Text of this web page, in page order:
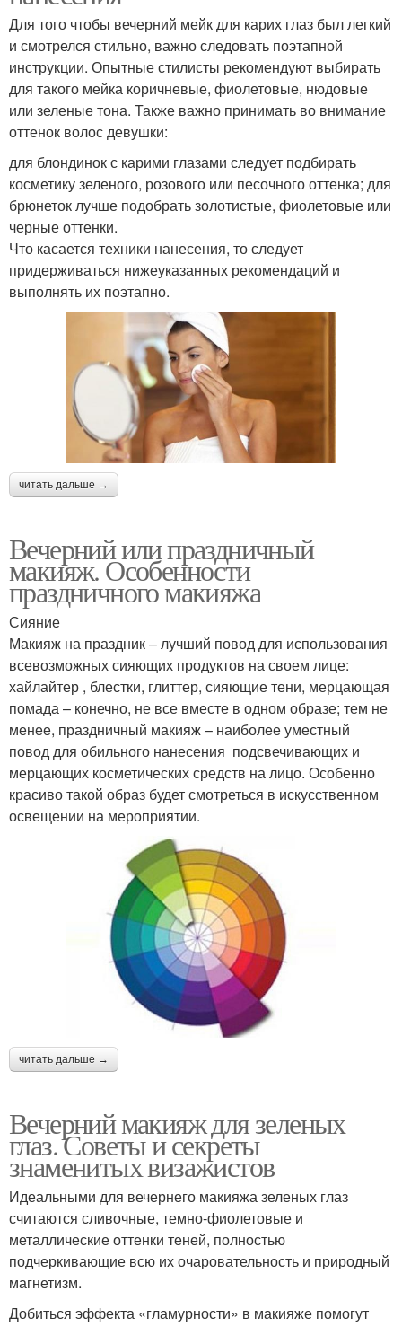
Для того чтобы вечерний мейк для карих глаз был легкий
и смотрелся стильно, важно следовать поэтапной
инструкции. Опытные стилисты рекомендуют выбирать
для такого мейка коричневые, фиолетовые, нюдовые
или зеленые тона. Также важно принимать во внимание
оттенок волос девушки:
для блондинок с карими глазами следует подбирать
косметику зеленого, розового или песочного оттенка; для
брюнеток лучше подобрать золотистые, фиолетовые или
черные оттенки.
Что касается техники нанесения, то следует
придерживаться нижеуказанных рекомендаций и
выполнять их поэтапно.
читать дальше →
Вечерний или праздничный
макияж. Особенности
праздничного макияжа
Сияние
Макияж на праздник – лучший повод для использования
всевозможных сияющих продуктов на своем лице:
хайлайтер , блестки, глиттер, сияющие тени, мерцающая
помада – конечно, не все вместе в одном образе; тем не
менее, праздничный макияж – наиболее уместный
повод для обильного нанесения подсвечивающих и
мерцающих косметических средств на лицо. Особенно
красиво такой образ будет смотреться в искусственном
освещении на мероприятии.
читать дальше →
Вечерний макияж для зеленых
глаз. Советы и секреты
знаменитых визажистов
Идеальными для вечернего макияжа зеленых глаз
считаются сливочные, темно-фиолетовые и
металлические оттенки теней, полностью
подчеркивающие всю их очаровательность и природный
магнетизм.
Добиться эффекта «гламурности» в макияже помогут